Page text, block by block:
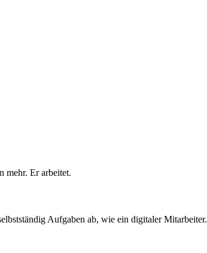
mehr. Er arbeitet.
Aufgaben ab, wie ein digitaler Mitarbeiter.